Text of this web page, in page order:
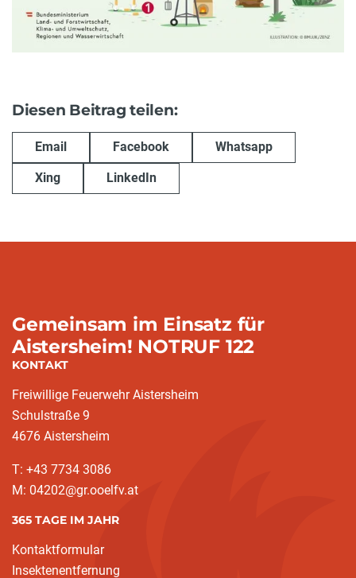
Diesen Beitrag teilen:
Email Facebook Whatsapp
Xing LinkedIn
Gemeinsam im Einsatz für
Aistersheim! NOTRUF 122
KONTAKT
Freiwillige Feuerwehr Aistersheim
Schulstraße 9
4676 Aistersheim
T: +43 7734 3086
M: 04202@gr.ooelfv.at
365 TAGE IM JAHR
Kontaktformular
Insektenentfernung